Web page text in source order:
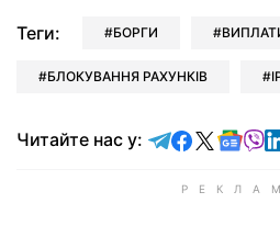
Теги: БОРГИ
БЛОКУВАННЯ РАХУНКІВ
Читайте нас у: Читайте у
Читайте у